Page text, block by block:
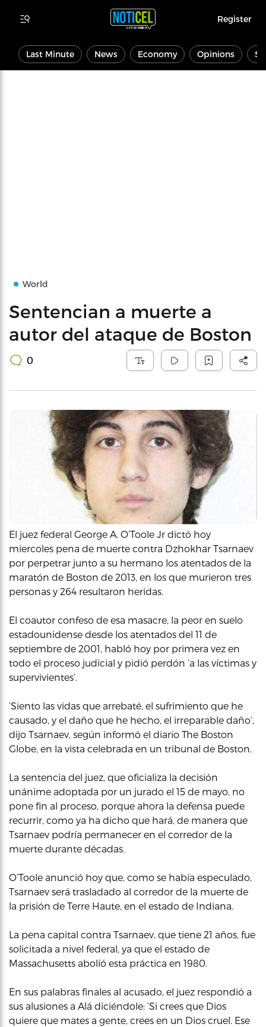
Register
Last Minute News Economy Opinions
World
Sentencian a muerte a
autor del ataque de Boston
0
El juez federal George A. O’Toole Jr dictó hoy
miercoles pena de muerte contra Dzhokhar Tsarnaev
por perpetrar junto a su hermano los atentados de la
maratón de Boston de 2013, en los que murieron tres
personas y 264 resultaron heridas.
El coautor confeso de esa masacre, la peor en suelo
estadounidense desde los atentados del 11 de
septiembre de 2001, habló hoy por primera vez en
todo el proceso judicial y pidió perdón ‘a las víctimas y
supervivientes’.
‘Siento las vidas que arrebaté, el sufrimiento que he
causado, y el daño que he hecho, el irreparable daño’,
dijo Tsarnaev, según informó el diario The Boston
Globe, en la vista celebrada en un tribunal de Boston.
La sentencia del juez, que oficializa la decisión
unánime adoptada por un jurado el 15 de mayo, no
pone fin al proceso, porque ahora la defensa puede
recurrir, como ya ha dicho que hará, de manera que
Tsarnaev podría permanecer en el corredor de la
muerte durante décadas.
O’Toole anunció hoy que, como se había especulado,
Tsarnaev será trasladado al corredor de la muerte de
la prisión de Terre Haute, en el estado de Indiana.
La pena capital contra Tsarnaev, que tiene 21 años, fue
solicitada a nivel federal, ya que el estado de
Massachusetts abolió esta práctica en 1980.
En sus palabras finales al acusado, el juez respondió a
sus alusiones a Alá diciéndole: ‘Si crees que Dios
quiere que mates a gente, crees en un Dios cruel. Ese